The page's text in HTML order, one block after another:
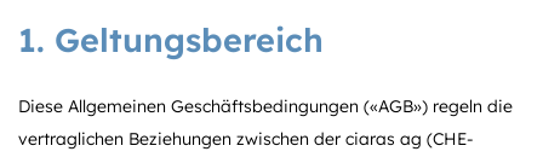
1. Geltungsbereich
Diese Allgemeinen Geschäftsbedingungen («AGB») regeln die
vertraglichen Beziehungen zwischen der ciaras ag (CHE-